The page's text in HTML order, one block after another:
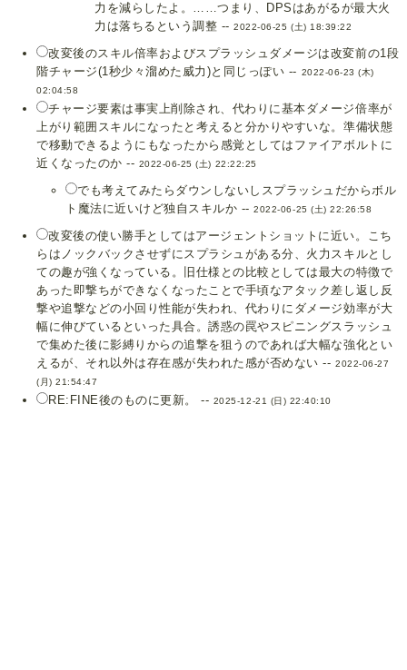
力を減らしたよ。……つまり、DPSはあがるが最大火
力は落ちるという調整 --2022-06-25 (土) 18:39:22
改変後のスキル倍率およびスプラッシュダメージは改変前の1段
階チャージ(1秒少々溜めた威力)と同じっぽい -- 2022-06-23 (木)
02:04:58
チャージ要素は事実上削除され、代わりに基本ダメージ倍率が
上がり範囲スキルになったと考えると分かりやすいな。準備状態
で移動できるようにもなったから感覚としてはファイアボルトに
近くなったのか -- 2022-06-25 (土) 22:22:25
でも考えてみたらダウンしないしスプラッシュだからボル
ト魔法に近いけど独自スキルか --2022-06-25 (土) 22:26:58
改変後の使い勝手としてはアージェントショットに近い。こち
らはノックバックさせずにスプラシュがある分、火力スキルとし
ての趣が強くなっている。旧仕様との比較としては最大の特徴で
あった即撃ちができなくなったことで手頃なアタック差し返し反
撃や追撃などの小回り性能が失われ、代わりにダメージ効率が大
幅に伸びているといった具合。誘惑の罠やスピニングスラッシュ
で集めた後に影縛りからの追撃を狙うのであれば大幅な強化とい
えるが、それ以外は存在感が失われた感が否めない --2022-06-27
(月) 21:54:47
RE:FINE後のものに更新。 -- 2025-12-21 (日) 22:40:10